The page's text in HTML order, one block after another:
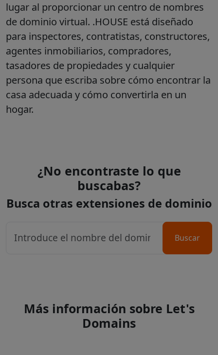
lugar al proporcionar un centro de nombres
de dominio virtual. .HOUSE está diseñado
para inspectores, contratistas, constructores,
agentes inmobiliarios, compradores,
tasadores de propiedades y cualquier
persona que escriba sobre cómo encontrar la
casa adecuada y cómo convertirla en un
hogar.
¿No encontraste lo que
buscabas?
Busca otras extensiones de dominio
Buscar